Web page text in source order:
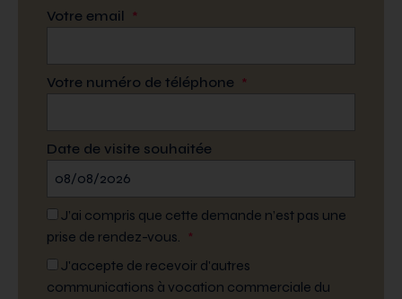
Votre email *
Votre numéro de téléphone *
Date de visite souhaitée
J’ai compris que cette demande n’est pas une
prise de rendez-vous. *
J'accepte de recevoir d'autres
communications à vocation commerciale du